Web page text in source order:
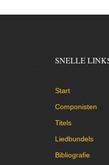
SNELLE
Start
Componisten
Titels
Liedbundels
Bibliografie